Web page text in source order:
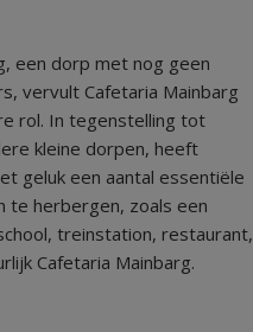
een dorp met nog geen
vervult Cafetaria Mainbarg
rol. In tegenstelling tot
kleine dorpen, heeft
geluk een aantal essentiële
te herbergen, zoals een
treinstation, restaurant,
Cafetaria Mainbarg.